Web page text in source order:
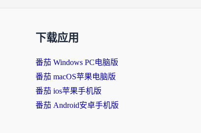
下载应用
番茄 Windows PC电脑版
番茄 macOS苹果电脑版
番茄 ios苹果手机版
番茄 Android安卓手机版